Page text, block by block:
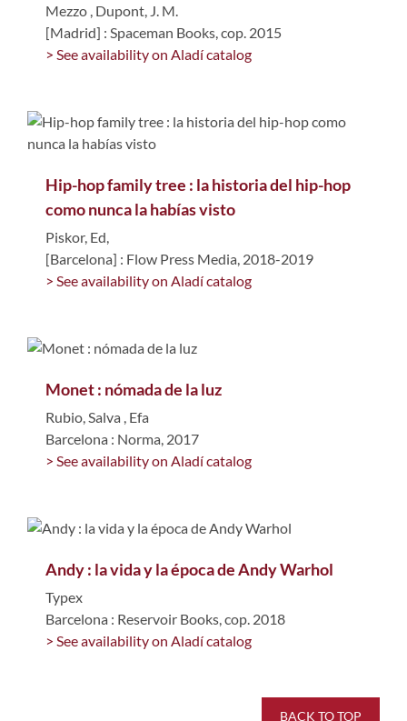
Mezzo , Dupont, J. M.
[Madrid] : Spaceman Books, cop. 2015
> See availability on Aladí catalog
Hip-hop family tree : la historia del hip-hop
como nunca la habías visto
Piskor, Ed,
[Barcelona] : Flow Press Media, 2018-2019
> See availability on Aladí catalog
Monet : nómada de la luz
Rubio, Salva , Efa
Barcelona : Norma, 2017
> See availability on Aladí catalog
Andy : la vida y la época de Andy Warhol
Typex
Barcelona : Reservoir Books, cop. 2018
> See availability on Aladí catalog
BACK TO TOP